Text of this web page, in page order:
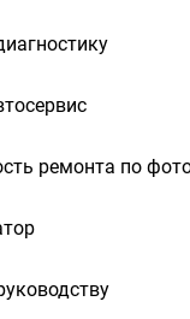
ремонта по